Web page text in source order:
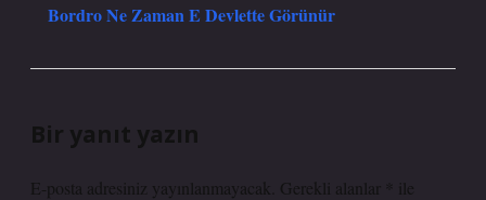
Bordro Ne Zaman E Devlette Görünür
Bir yanıt yazın
E-posta adresiniz yayınlanmayacak. Gerekli alanlar
ile